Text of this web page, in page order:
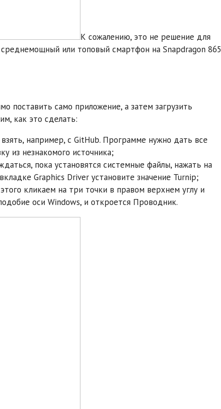
К сожалению, это не решение для
или топовый смартфон на Snapdragon 865
поставить само приложение, а затем загрузить
как это сделать:
например, с GitHub. Программе нужно дать все
из незнакомого источника;
пока установятся системные файлы, нажать на
Graphics Driver установите значение Turnip;
кликаем на три точки в правом верхнем углу и
оси Windows, и откроется Проводник.